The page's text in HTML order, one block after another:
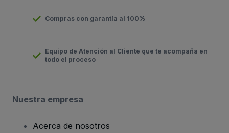
Compras con garantía al 100%
Equipo de Atención al Cliente que te acompaña en
todo el proceso
Nuestra empresa
Acerca de nosotros